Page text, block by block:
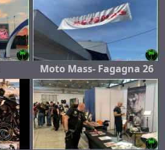
Moto Mass- Fagagna 26